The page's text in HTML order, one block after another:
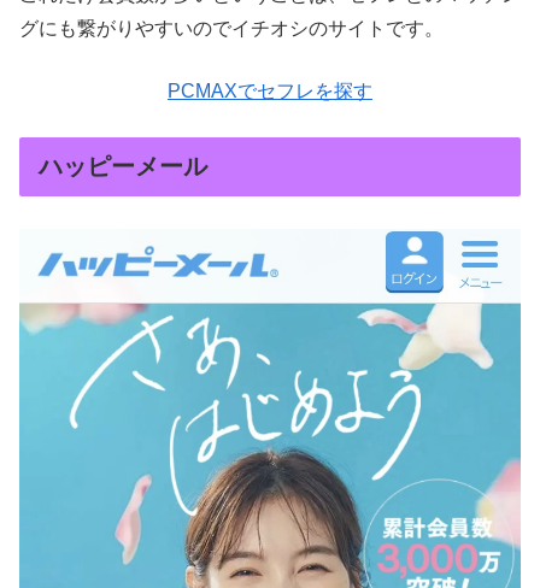
グにも繋がりやすいのでイチオシのサイトです。
PCMAXでセフレを探す
ハッピーメール